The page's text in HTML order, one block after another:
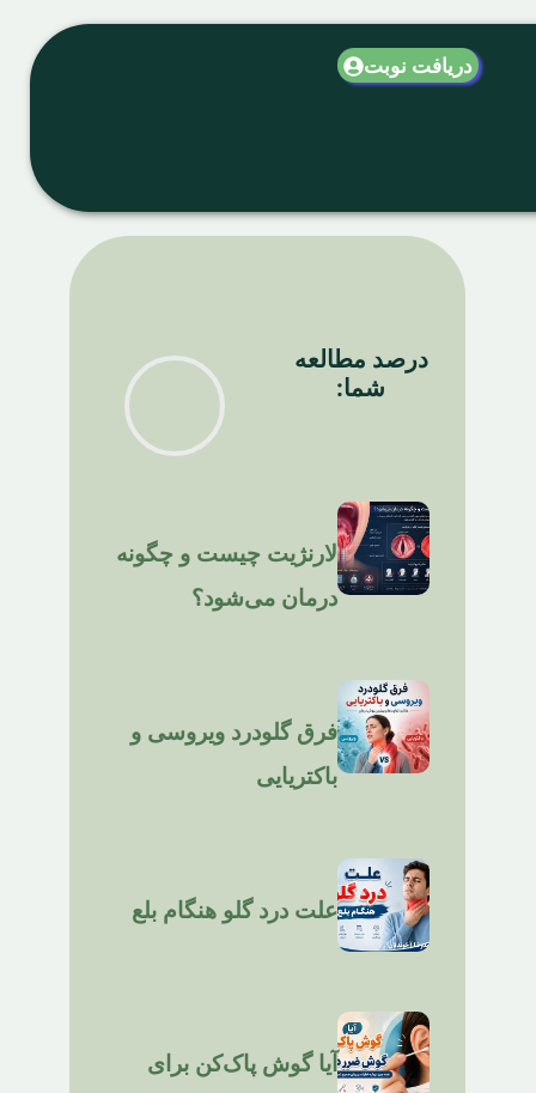
دریافت نوبت
درصد مطالعه
شما:
لارنژیت چیست و چگونه
درمان می‌شود؟
فرق گلودرد ویروسی و
باکتریایی
علت درد گلو هنگام بلع
آیا گوش پاک‌کن برای